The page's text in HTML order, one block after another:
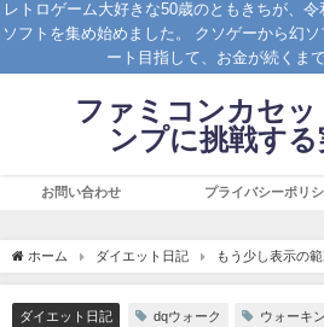
レトロゲーム大好きな50歳のともきちが、
ソフトを集め始めました。 クソゲーから幻
ート目指して、お金が続くま
ファミコンカセ
ンプに挑戦する
お問い合わせ プライバシーポリ
ホーム ダイエット日記
もう少し表示の
ーク実践49日目】
ダイエット日記 dqウォーク ウォーキ